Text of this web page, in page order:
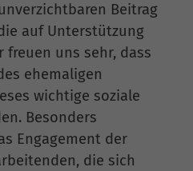
Beitrag
auf Unterstützung
freuen uns sehr, dass
ehemaligen
wichtige soziale
Besonders
Engagement der
die sich